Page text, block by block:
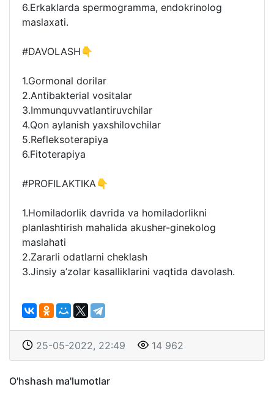
6.Erkaklarda spermogramma, endokrinolog
maslaxati.
#DAVOLASH👇
1.Gormonal dorilar
2.Antibakterial vositalar
3.Immunquvvatlantiruvchilar
4.Qon aylanish yaxshilovchilar
5.Refleksoterapiya
6.Fitoterapiya
#PROFILAKTIKA👇
1.Homiladorlik davrida va homiladorlikni
planlashtirish mahalida akusher-ginekolog
maslahati
2.Zararli odatlarni cheklash
3.Jinsiy a’zolar kasalliklarini vaqtida davolash.
25-05-2022, 22:49 14 962
O'hshash ma'lumotlar